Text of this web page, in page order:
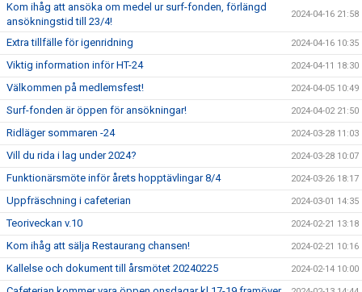
Kom ihåg att ansöka om medel ur surf-fonden, förlängd
ansökningstid till 23/4!
2024-04-16 21:58
Extra tillfälle för igenridning 2024-04-16 10:35
Viktig information inför HT-24 2024-04-11 18:30
Välkommen på medlemsfest! 2024-04-05 10:49
Surf-fonden är öppen för ansökningar! 2024-04-02 21:50
Ridläger sommaren -24 2024-03-28 11:03
Vill du rida i lag under 2024? 2024-03-28 10:07
Funktionärsmöte inför årets hopptävlingar 8/4 2024-03-26 18:17
Uppfräschning i cafeterian 2024-03-01 14:35
Teoriveckan v.10 2024-02-21 13:18
Kom ihåg att sälja Restaurang chansen! 2024-02-21 10:16
Kallelse och dokument till årsmötet 20240225 2024-02-14 10:00